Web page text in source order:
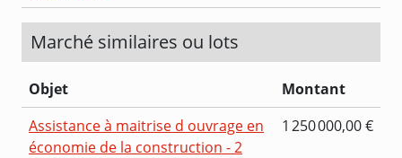
Marché similaires ou lots
Objet
Montant
Assistance à maitrise d ouvrage en
économie de la construction - 2
1 250 000,00 €